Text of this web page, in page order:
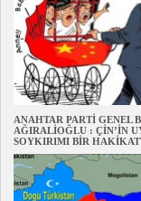
ANAHTAR PARTİ GENEL
AĞIRALİOĞLU : ÇİN’İN
SOYKIRIMI BİR